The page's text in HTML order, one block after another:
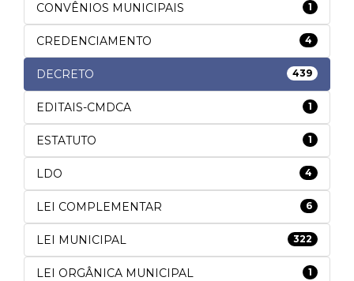
CONVÊNIOS MUNICIPAIS 1
CREDENCIAMENTO 4
DECRETO 439
EDITAIS-CMDCA 1
ESTATUTO 1
LDO 4
LEI COMPLEMENTAR 6
LEI MUNICIPAL 322
LEI ORGÂNICA MUNICIPAL 1